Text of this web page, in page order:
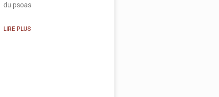
du psoas
LIRE PLUS